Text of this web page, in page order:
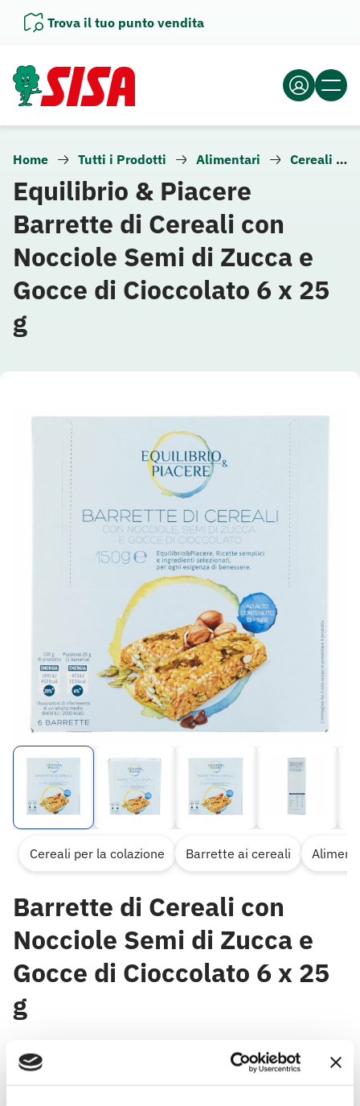
Trova il tuo punto vendita
Home Tutti i Prodotti Alimentari Cereali per la colazione
Equilibrio & Piacere
Barrette di Cereali con
Nocciole Semi di Zucca e
Gocce di Cioccolato 6 x 25
g
Cereali per la colazione Barrette ai cereali
Barrette di Cereali con
Nocciole Semi di Zucca e
Gocce di Cioccolato 6 x 25
g
Barrette di Cereali